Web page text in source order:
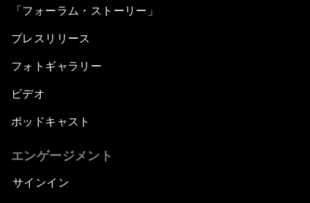
「フォーラム・ストーリー」
プレスリリース
フォトギャラリー
ビデオ
ポッドキャスト
エンゲージメント
サインイン